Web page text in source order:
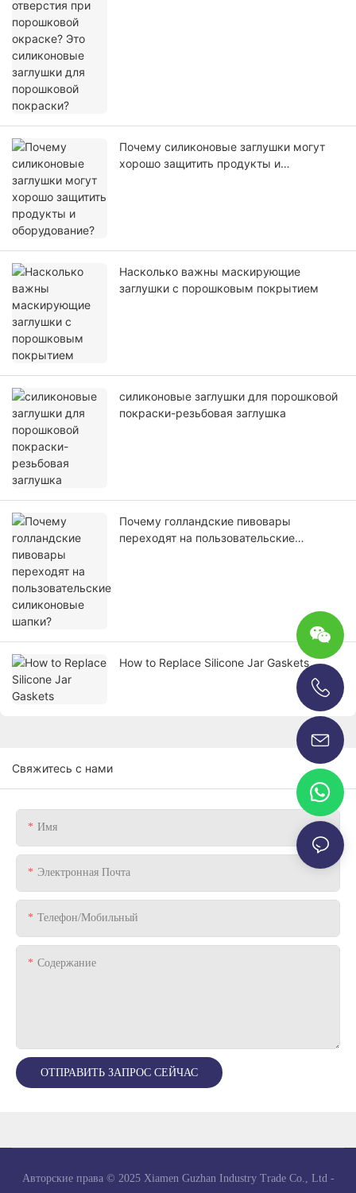
Почему силиконовые заглушки могут
хорошо защитить продукты и
Насколько важны маскирующие
заглушки с порошковым покрытием
силиконовые заглушки для порошковой
покраски-резьбовая заглушка
Почему голландские пивовары
переходят на пользовательские
How to Replace Silicone Jar Gaskets
Свяжитесь с нами
Имя
Электронная Почта
Телефон/Мобильный
Содержание
ОТПРАВИТЬ ЗАПРОС СЕЙЧАС
Авторские права © 2025 Xiamen Guzhan Industry Trade Co., Ltd -